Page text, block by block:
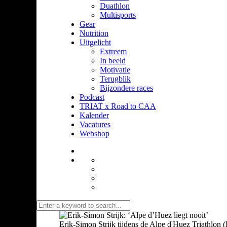
Duathlon
Multisports
Gear
Nutrition
Uitgelicht
Extreem
In beeld
Motivatie
Terugblik
Bijzondere races
Podcast
TRIAT x Road to CAA
Kalender
Vacatures
Webshop
Erik-Simon Strijk tijdens de Alpe d'Huez Triathlon